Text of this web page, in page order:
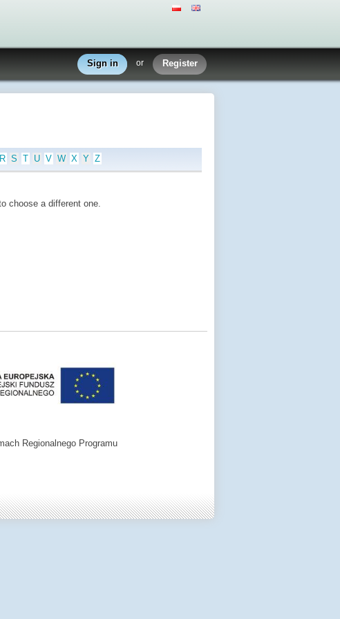
Sign in or Register
R S T U V W X Y Z
choose a different one.
Regionalnego Programu